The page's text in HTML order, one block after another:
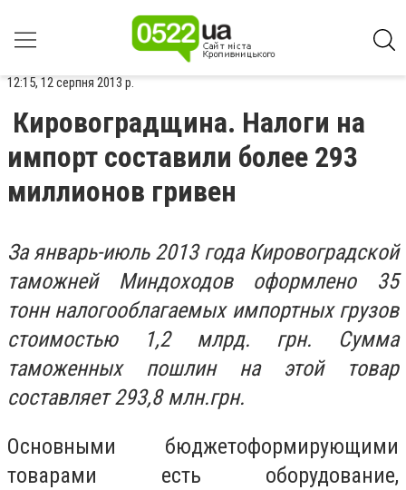
12:15, 12 серпня 2013 р.
Кировоградщина. Налоги на
импорт составили более 293
миллионов гривен
За январь-июль 2013 года Кировоградской
таможней Миндоходов оформлено 35
тонн налогооблагаемых импортных грузов
стоимостью 1,2 млрд. грн. Сумма
таможенных пошлин на этой товар
составляет 293,8 млн.грн.
Основными бюджетоформирующими
товарами есть оборудование,